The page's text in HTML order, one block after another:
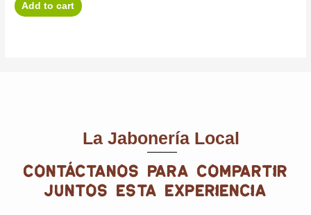
Add to cart
La Jabonería Local
contáctanos para compartir
juntos esta experiencia